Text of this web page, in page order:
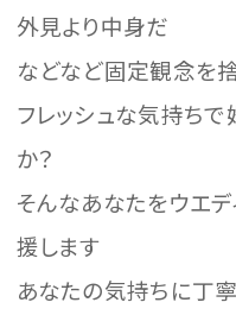
外見より中身だ
などなど固定観念を
フレッシュな気持ち
か？
そんなあなたをウエ
援します
あなたの気持ちに丁